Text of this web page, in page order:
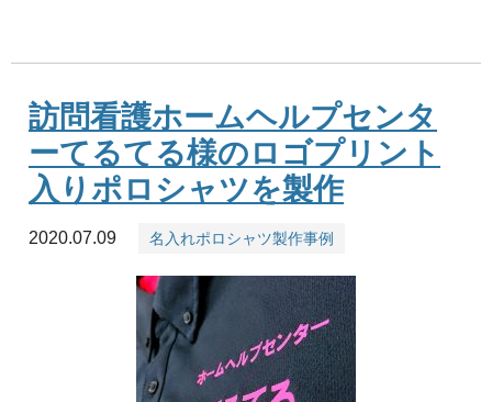
訪問看護ホームヘルプセンタ
ーてるてる様のロゴプリント
入りポロシャツを製作
2020.07.09 名入れポロシャツ製作事例